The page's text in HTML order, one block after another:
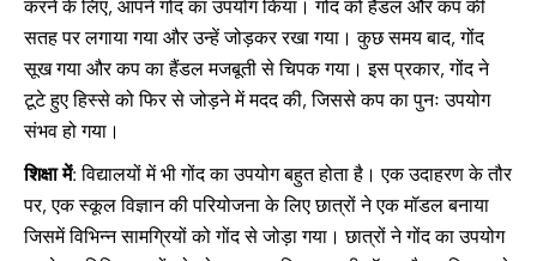
करने के लिए, आपने गोंद का उपयोग किया। गोंद को हैंडल और कप की
सतह पर लगाया गया और उन्हें जोड़कर रखा गया। कुछ समय बाद, गोंद
सूख गया और कप का हैंडल मजबूती से चिपक गया। इस प्रकार, गोंद ने
टूटे हुए हिस्से को फिर से जोड़ने में मदद की, जिससे कप का पुनः उपयोग
संभव हो गया।
शिक्षा में: विद्यालयों में भी गोंद का उपयोग बहुत होता है। एक उदाहरण के तौर
पर, एक स्कूल विज्ञान की परियोजना के लिए छात्रों ने एक मॉडल बनाया
जिसमें विभिन्न सामग्रियों को गोंद से जोड़ा गया। छात्रों ने गोंद का उपयोग